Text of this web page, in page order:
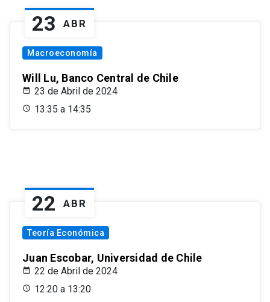
23 ABR
Macroeconomía
Will Lu, Banco Central de Chile
23 de Abril de 2024
13:35 a 14:35
22 ABR
Teoría Económica
Juan Escobar, Universidad de Chile
22 de Abril de 2024
12:20 a 13:20